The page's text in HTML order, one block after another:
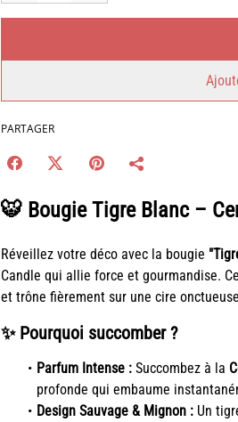
PARTAGER
🐯 Bougie Tigre Blanc –
Réveillez votre déco avec la bougie
Candle qui allie force et gourmandise.
et trône fièrement sur une cire
✨ Pourquoi succomber ?
Parfum Intense : Succombez à la
profonde qui embaume
Design Sauvage & Mignon : Un